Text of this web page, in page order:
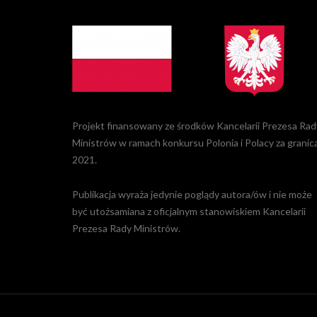
Projekt finansowany ze środków Kancelarii Prezesa
Ministrów w ramach konkursu Polonia i Polacy za
2021.
Publikacja wyraża jedynie poglądy autora/ów i nie może
być utożsamiana z oficjalnym stanowiskiem Kancelarii
Prezesa Rady Ministrów.